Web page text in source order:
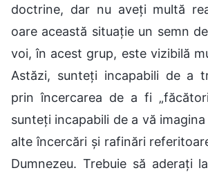
doctrine, dar nu aveți multă
oare această situație un semn
voi, în acest grup, este vizibilă
Astăzi, sunteți incapabili de a
prin încercarea de a fi
sunteți incapabili de a vă
alte încercări și rafinări
Dumnezeu. Trebuie să aderați